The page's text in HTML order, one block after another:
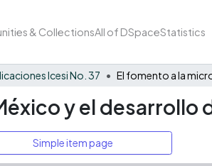
& CollectionsAll of DSpaceStatistics
Icesi No. 37
y el desarrollo
Simple item page